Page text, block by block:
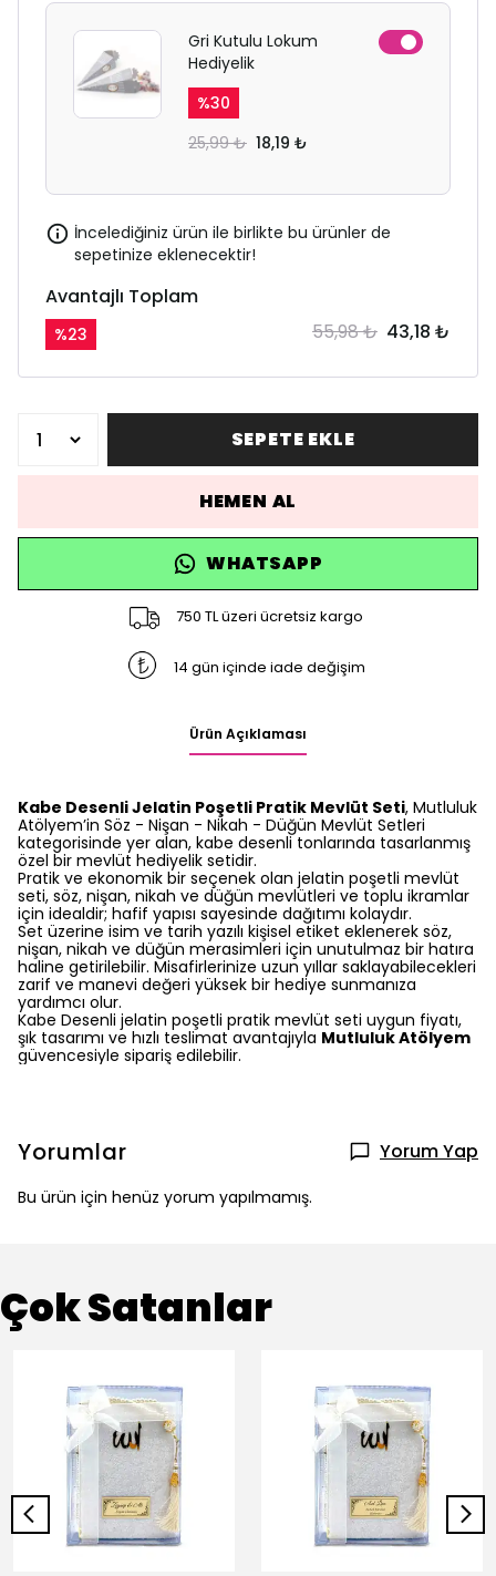
Gri Kutulu Lokum
Hediyelik
%30
25,99 ₺ 18,19 ₺
İncelediğiniz ürün ile birlikte bu ürünler de
sepetinize eklenecektir!
Avantajlı Toplam
%23 55,98 ₺ 43,18 ₺
SEPETE EKLE
HEMEN AL
WHATSAPP
750 TL üzeri ücretsiz kargo
14 gün içinde iade değişim
Ürün Açıklaması
Kabe Desenli Jelatin Poşetli Pratik Mevlüt Seti, Mutluluk
Atölyem’in Söz - Nişan - Nikah - Düğün Mevlüt Setleri
kategorisinde yer alan, kabe desenli tonlarında tasarlanmış
özel bir mevlüt hediyelik setidir.
Pratik ve ekonomik bir seçenek olan jelatin poşetli mevlüt
seti, söz, nişan, nikah ve düğün mevlütleri ve toplu ikramlar
için idealdir; hafif yapısı sayesinde dağıtımı kolaydır.
Set üzerine isim ve tarih yazılı kişisel etiket eklenerek söz,
nişan, nikah ve düğün merasimleri için unutulmaz bir hatıra
haline getirilebilir. Misafirlerinize uzun yıllar saklayabilecekleri
zarif ve manevi değeri yüksek bir hediye sunmanıza
yardımcı olur.
Kabe Desenli jelatin poşetli pratik mevlüt seti uygun fiyatı,
şık tasarımı ve hızlı teslimat avantajıyla Mutluluk Atölyem
güvencesiyle sipariş edilebilir.
Yorumlar Yorum Yap
Bu ürün için henüz yorum yapılmamış.
Çok Satanlar